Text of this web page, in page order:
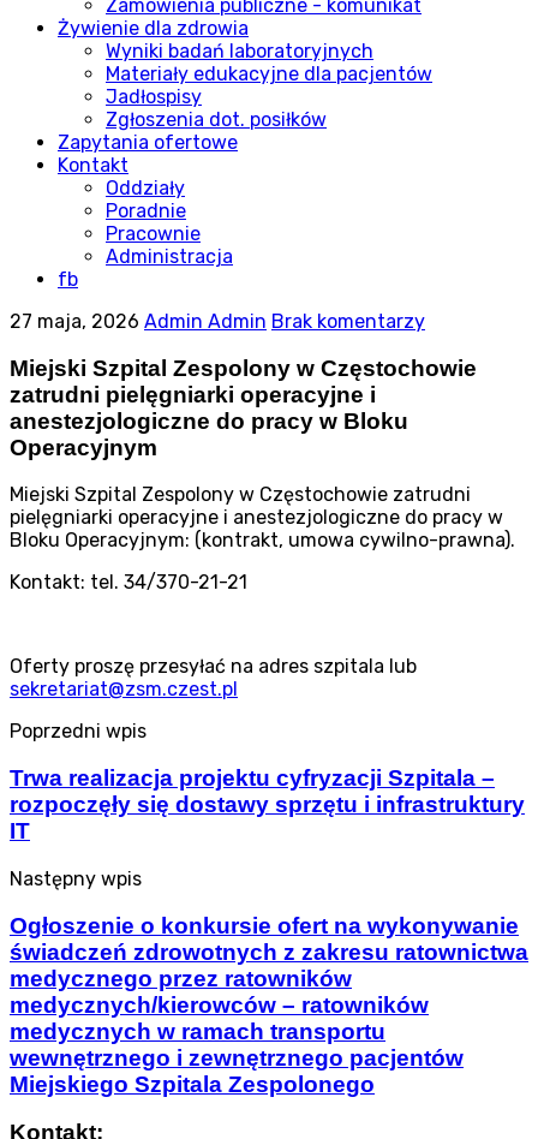
Zamówienia publiczne - komunikat
Żywienie dla zdrowia
Wyniki badań laboratoryjnych
Materiały edukacyjne dla pacjentów
Jadłospisy
Zgłoszenia dot. posiłków
Zapytania ofertowe
Kontakt
Oddziały
Poradnie
Pracownie
Administracja
fb
27 maja, 2026 Admin Admin Brak komentarzy
Miejski Szpital Zespolony w Częstochowie
zatrudni pielęgniarki operacyjne i
anestezjologiczne do pracy w Bloku
Operacyjnym
Miejski Szpital Zespolony w Częstochowie zatrudni
pielęgniarki operacyjne i anestezjologiczne do pracy w
Bloku Operacyjnym: (kontrakt, umowa cywilno-prawna).
Kontakt: tel. 34/370-21-21
Oferty proszę przesyłać na adres szpitala lub
sekretariat@zsm.czest.pl
Poprzedni wpis
Trwa realizacja projektu cyfryzacji Szpitala –
rozpoczęły się dostawy sprzętu i infrastruktury
IT
Następny wpis
Ogłoszenie o konkursie ofert na wykonywanie
świadczeń zdrowotnych z zakresu ratownictwa
medycznego przez ratowników
medycznych/kierowców – ratowników
medycznych w ramach transportu
wewnętrznego i zewnętrznego pacjentów
Miejskiego Szpitala Zespolonego
Kontakt: